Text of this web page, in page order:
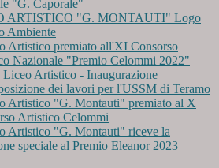
"G. Caporale"
ARTISTICO "G. MONTAUTI" Logo
Ambiente
Artistico premiato all'XI Consorso
Nazionale "Premio Celommi 2022"
Artistico - Inaugurazione
dei lavori per l'USSM di Teramo
Artistico "G. Montauti" premiato al X
Artistico Celommi
Artistico "G. Montauti" riceve la
speciale al Premio Eleanor 2023